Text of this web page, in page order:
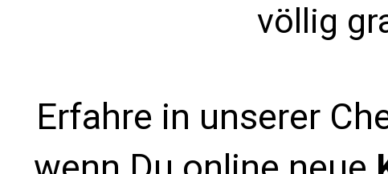
völlig
Erfahre in unserer